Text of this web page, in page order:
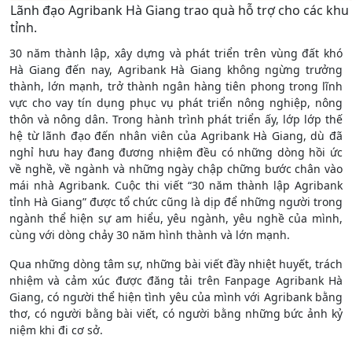
Lãnh đạo Agribank Hà Giang trao quà hỗ trợ cho các
tỉnh.
30 năm thành lập, xây dựng và phát triển trên vùng đất khó
Hà Giang đến nay, Agribank Hà Giang không ngừng trưởng
thành, lớn mạnh, trở thành ngân hàng tiên phong trong lĩnh
vực cho vay tín dụng phục vụ phát triển nông nghiệp, nông
thôn và nông dân. Trong hành trình phát triển ấy, lớp lớp thế
hệ từ lãnh đạo đến nhân viên của Agribank Hà Giang, dù đã
nghỉ hưu hay đang đương nhiệm đều có những dòng hồi ức
về nghề, về ngành và những ngày chập chững bước chân vào
mái nhà Agribank. Cuộc thi viết “30 năm thành lập Agribank
tỉnh Hà Giang” được tổ chức cũng là dịp để những người trong
ngành thể hiện sự am hiểu, yêu ngành, yêu nghề của mình,
cùng với dòng chảy 30 năm hình thành và lớn mạnh.
Qua những dòng tâm sự, những bài viết đầy nhiệt huyết, trách
nhiệm và cảm xúc được đăng tải trên Fanpage Agribank Hà
Giang, có người thể hiện tình yêu của mình với Agribank bằng
thơ, có người bằng bài viết, có người bằng những bức ảnh kỷ
niệm khi đi cơ sở.